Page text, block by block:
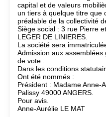
capital et de valeurs
un tiers à quelque titre que
préalable de la collectivité
Siège social : 3 rue Pierre
LEGER DE LINIERES.
La société sera
Admission aux
de vote :
Dans les conditions
Ont été nommés :
Président : Madame Anne-
Palissy 49000 ANGERS.
Pour avis.
Anne-Aurélie LE MAT